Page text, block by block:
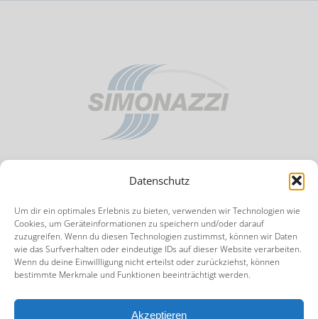
Datenschutz
Um dir ein optimales Erlebnis zu bieten, verwenden wir Technologien wie
Cookies, um Geräteinformationen zu speichern und/oder darauf
zuzugreifen. Wenn du diesen Technologien zustimmst, können wir Daten
wie das Surfverhalten oder eindeutige IDs auf dieser Website verarbeiten.
Wenn du deine Einwillligung nicht erteilst oder zurückziehst, können
bestimmte Merkmale und Funktionen beeinträchtigt werden.
Akzeptieren
TERMIN ANFRAGEN| ©2020 |PRIVACY
FacebookInstagram